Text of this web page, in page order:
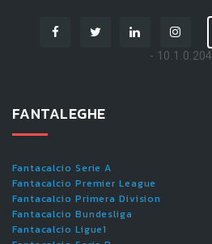
- 10.1.0.204
FANTALEGHE
Fantacalcio Serie A
Fantacalcio Premier League
Fantacalcio Primera Division
Fantacalcio Bundesliga
Fantacalcio Ligue1